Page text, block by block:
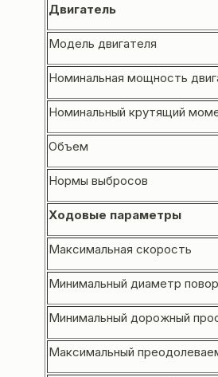
Двигатель
Модель двигателя
Номинальная мощность
Номинальный крутящий
Объем
Нормы выбросов
Ходовые параметры
Максимальная скорость
Минимальный диаметр
Минимальный дорожный
Максимальный